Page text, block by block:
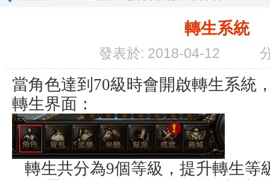
轉生系統
發表於: 2018-04-12
當角色達到70級時會開啟轉生系統
轉生界面：
轉生共分為9個等級，提升轉生等